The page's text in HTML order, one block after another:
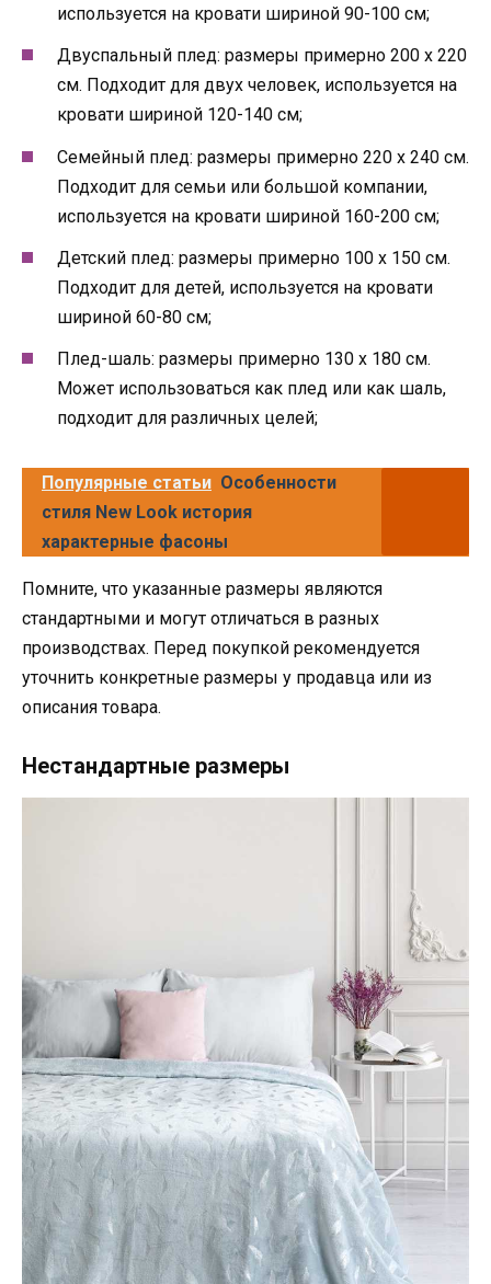
используется на кровати шириной 90-100 см;
Двуспальный плед: размеры примерно 200 х 220
см. Подходит для двух человек, используется на
кровати шириной 120-140 см;
Семейный плед: размеры примерно 220 х 240 см.
Подходит для семьи или большой компании,
используется на кровати шириной 160-200 см;
Детский плед: размеры примерно 100 х 150 см.
Подходит для детей, используется на кровати
шириной 60-80 см;
Плед-шаль: размеры примерно 130 х 180 см.
Может использоваться как плед или как шаль,
подходит для различных целей;
Популярные статьи Особенности
стиля New Look история
характерные фасоны
Помните, что указанные размеры являются
стандартными и могут отличаться в разных
производствах. Перед покупкой рекомендуется
уточнить конкретные размеры у продавца или из
описания товара.
Нестандартные размеры